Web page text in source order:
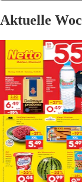
Aktuelle